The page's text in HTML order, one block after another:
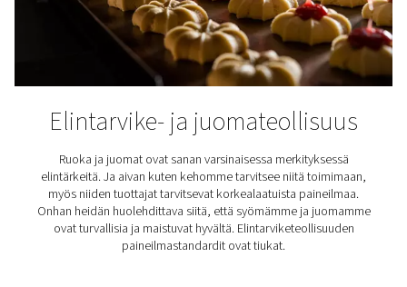
välttämättömiäISO 8573-1 -standardien
kansainvälisesti tunnustettu luokitus määrää,
epäpuhtauksia, mukaan lukien vettä, ilma saa sisältää
jälkeen.
Standardissa määritetään ilmanlaatuluokat, mukaan
edellyttää PDP:tä -70 °C/-94 °F, kun taas luokka 4
°C/37,4 °F.